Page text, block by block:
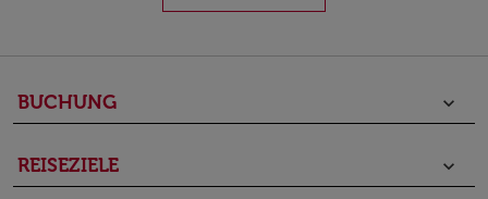
BUCHUNG keyboard_arrow_down
REISEZIELE keyboard_arrow_down